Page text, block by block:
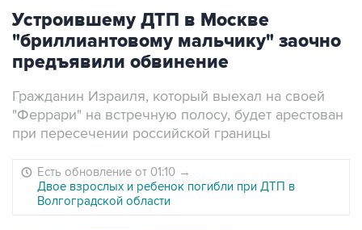
Устроившему ДТП в Москве
"бриллиантовому мальчику" заочно
предъявили обвинение
Гражданин Израиля, который выехал на своей
"Феррари" на встречную полосу, будет арестован
при пересечении российской границы
Есть обновление от 01:10 →
Двое взрослых и ребенок погибли при ДТП в
Волгоградской области